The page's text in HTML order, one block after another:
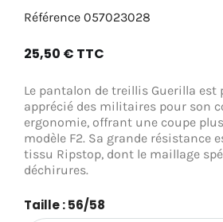
Référence 057023028
25,50 € TTC
Le pantalon de treillis Guerilla
apprécié des militaires pour son
ergonomie, offrant une coupe
modèle F2. Sa grande résistance
tissu Ripstop, dont le maillage
déchirures.
Taille : 56/58